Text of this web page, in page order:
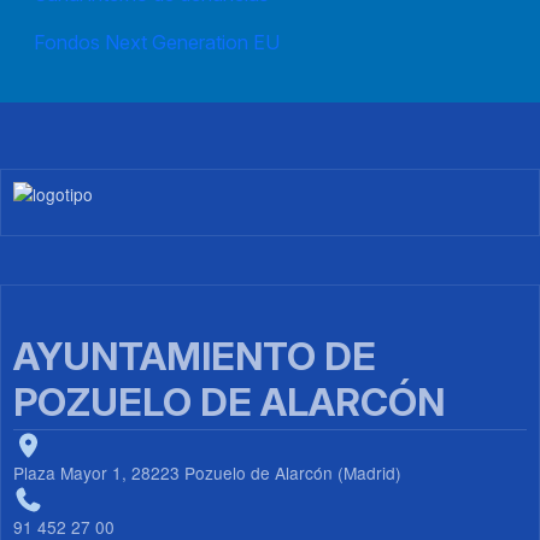
Fondos Next Generation EU
Imagen
AYUNTAMIENTO DE
POZUELO DE ALARCÓN
Plaza Mayor 1, 28223 Pozuelo de Alarcón (Madrid)
91 452 27 00